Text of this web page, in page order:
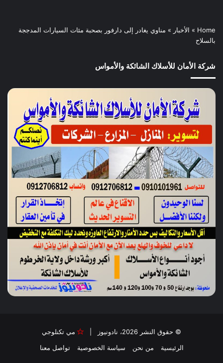
Home
» الأخبار » مناوي يغادر إلى دارفور بصحبة مئات السيارات المدججة
بالسلاح
شركة الأمان للأسلاك الشائكة والأمواس
© حقوق النشر 2026، نادونيوز |
مي تكنلوجي
الرئيسية
من نحن سياسة الخصوصية تواصل معنا